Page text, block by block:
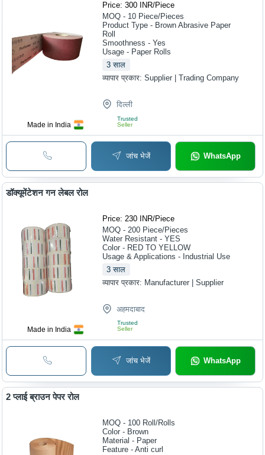
Made in India
Price: 300 INR/Piece
MOQ - 10 Piece/Pieces
Product Type - Brown Abrasive Paper
Roll
Smoothness - Yes
Usage - Paper Rolls
3 साल
व्यापार प्रकार:Supplier | Trading Company
दिल्ली
Trusted
Seller
जांच भेजें WhatsApp
Made in India
डॉक्यूमेंटेशन गन लेबल रोल
Price: 230 INR/Piece
MOQ - 200 Piece/Pieces
Water Resistant - YES
Color - RED TO YELLOW
Usage & Applications - Industrial Use
3 साल
व्यापार प्रकार: Manufacturer | Supplier
अहमदाबाद
Trusted
Seller
जांच भेजें WhatsApp
2 प्लाई ब्राउन पेपर रोल
MOQ - 100 Roll/Rolls
Color - Brown
Material - Paper
Feature - Anti curl